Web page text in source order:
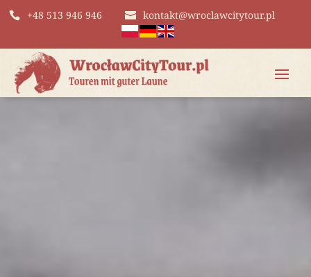
+48 513 946 946 kontakt@wroclawcitytour.pl